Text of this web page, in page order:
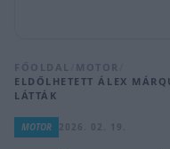
FŐOLDAL MOTOR
ELDŐLHETETT ÁLEX
LÁTTÁK
MOTOR